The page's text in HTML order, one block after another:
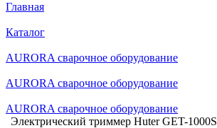
Главная
Каталог
AURORA сварочное оборудование
AURORA сварочное оборудование
AURORA сварочное оборудование
Электрический триммер Huter GET-1000S